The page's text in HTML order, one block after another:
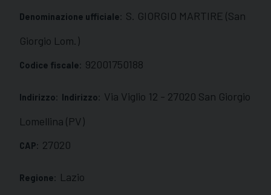
Denominazione ufficiale: S. GIORGIO MARTIRE (San
Giorgio Lom.)
Codice fiscale: 92001750188
Indirizzo: Indirizzo: Via Viglio 12 - 27020 San Giorgio
Lomellina (PV)
CAP: 27020
Regione: Lazio